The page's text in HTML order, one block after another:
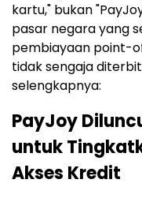
kartu," bukan
pasar negara yang
pembiayaan point-
tidak sengaja
selengkapnya:
PayJoy
untuk
Akses Kredit